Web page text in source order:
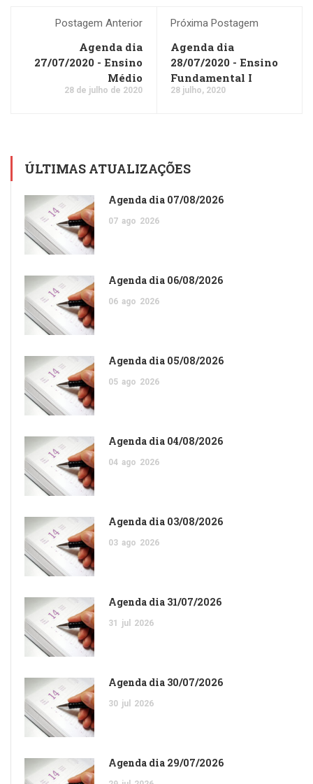
Postagem Anterior
Agenda dia
27/07/2020 - Ensino
Médio
28 de julho de 2020
Próxima Postagem
Agenda dia
28/07/2020 - Ensino
Fundamental I
28 julho, 2020
ÚLTIMAS ATUALIZAÇÕES
Agenda dia 07/08/2026
07 ago 2026
Agenda dia 06/08/2026
06 ago 2026
Agenda dia 05/08/2026
05 ago 2026
Agenda dia 04/08/2026
04 ago 2026
Agenda dia 03/08/2026
03 ago 2026
Agenda dia 31/07/2026
31 jul 2026
Agenda dia 30/07/2026
30 jul 2026
Agenda dia 29/07/2026